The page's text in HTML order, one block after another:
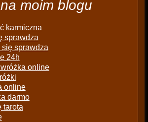
moim blogu
karmiczna
sprawdza
sprawdza
24h
online
online
darmo
tarota